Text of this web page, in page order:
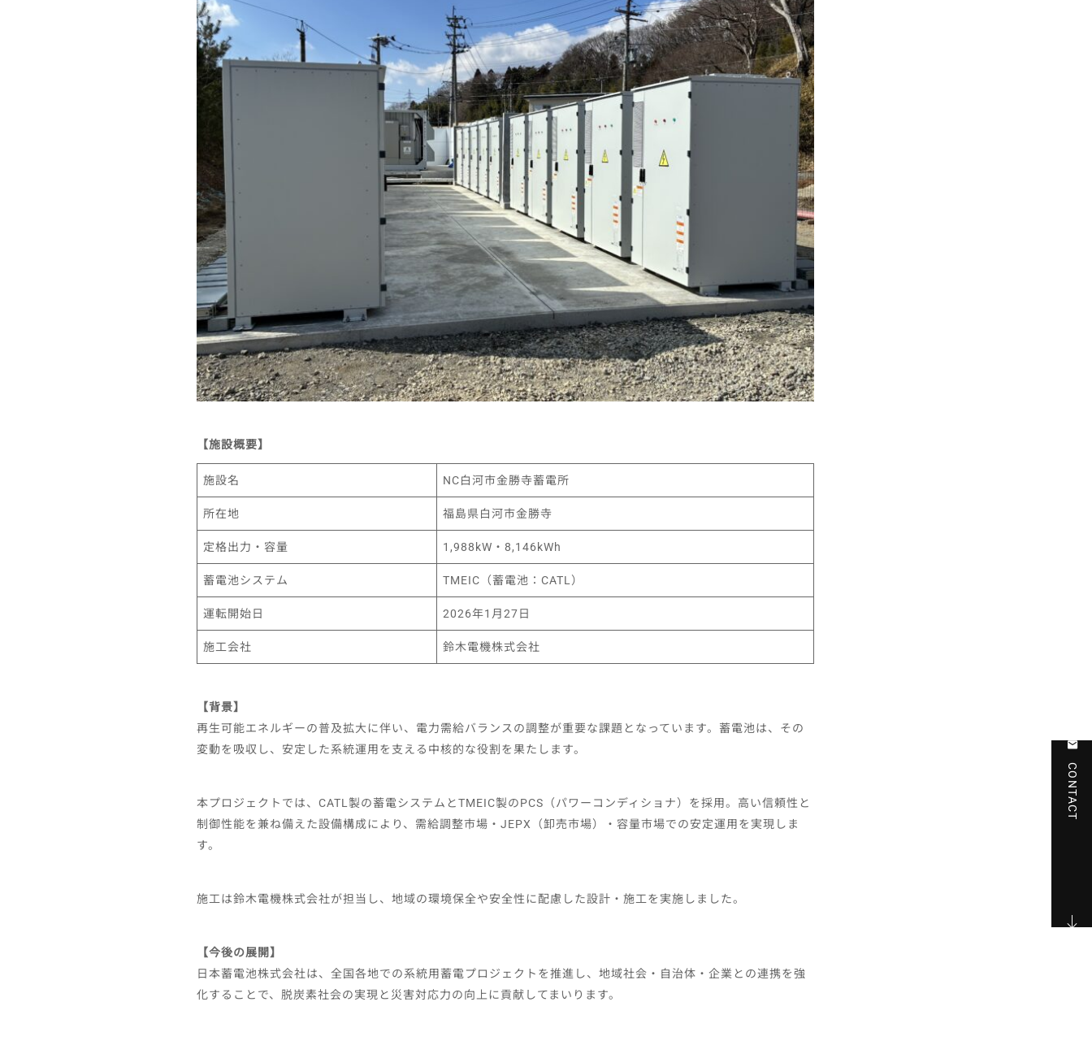
施設名 NC白河市金勝寺蓄電所
所在地 福島県白河市金勝寺
定格出力・容量 1,988kW・8,146kWh
蓄電池システム TMEIC（蓄電池：CATL）
運転開始日 2026年1月27日
施工会社 鈴木電機株式会社
【施設概要】
【背景】
再生可能エネルギーの普及拡大に伴い、電力需給バランスの調整が重要な課題となっています。蓄電池は、その
変動を吸収し、安定した系統運用を支える中核的な役割を果たします。
本プロジェクトでは、CATL製の蓄電システムとTMEIC製のPCS（パワーコンディショナ）を採用。高い信頼性と
制御性能を兼ね備えた設備構成により、需給調整市場・JEPX（卸売市場）・容量市場での安定運用を実現しま
す。
施工は鈴木電機株式会社が担当し、地域の環境保全や安全性に配慮した設計・施工を実施しました。
【今後の展開】
日本蓄電池株式会社は、全国各地での系統用蓄電プロジェクトを推進し、地域社会・自治体・企業との連携を強
化することで、脱炭素社会の実現と災害対応力の向上に貢献してまいります。
CONTACT